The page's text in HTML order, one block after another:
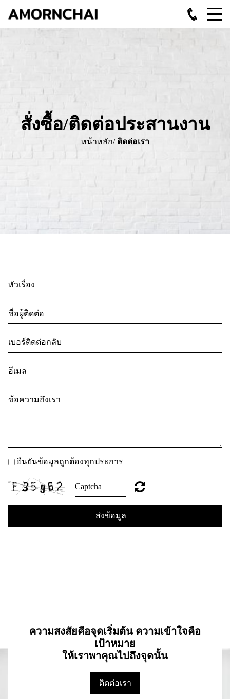
สั่งซื้อ/ติดต่อประสานงาน
หน้าหลัก/ ติดต่อเรา
ยืนยันข้อมูลถูกต้องทุกประการ
ส่งข้อมูล
ความสงสัยคือจุดเริ่มต้น ความเข้าใจคือ
เป้าหมาย
ให้เราพาคุณไปถึงจุดนั้น
ติดต่อเรา